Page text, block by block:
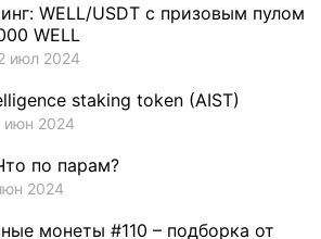
1
1
WELL/USDT с призовым пулом
WELL
июл 2024
staking token (AIST)
июн 2024
по парам?
2024
монеты #110 – подборка от